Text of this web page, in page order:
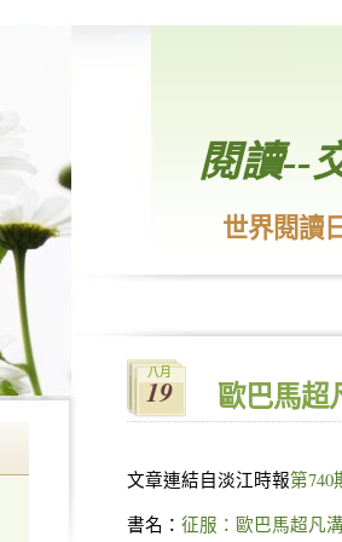
閱讀--
世界閱讀
八月
19 歐巴馬超
文章連結自淡江時報第740
書名： 征服：歐巴馬超凡